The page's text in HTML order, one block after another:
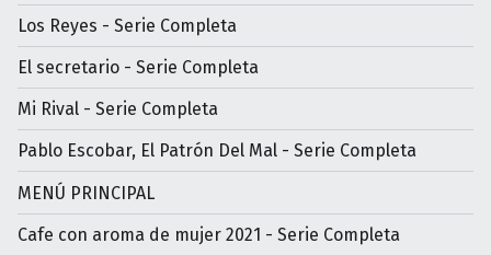
Los Reyes - Serie Completa
El secretario - Serie Completa
Mi Rival - Serie Completa
Pablo Escobar, El Patrón Del Mal - Serie Completa
MENÚ PRINCIPAL
Cafe con aroma de mujer 2021 - Serie Completa